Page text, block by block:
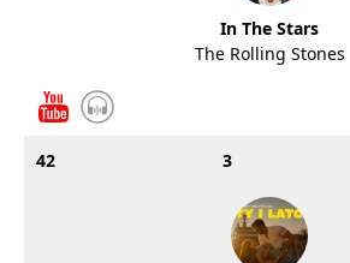
In The Stars
The Rolling Stones
42 3